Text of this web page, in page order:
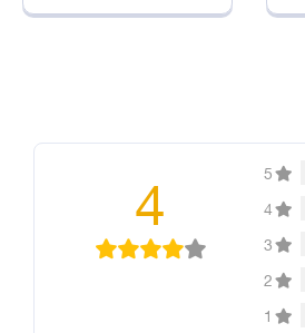
5
4
3
2
1
4